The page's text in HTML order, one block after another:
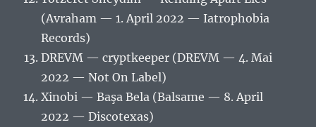
(Avraham — 1. April 2022 — Iatrophobia
Records)
DREVM — cryptkeeper (DREVM — 4. Mai
2022 — Not On Label)
Xinobi — Başa Bela (Balsame — 8. April
2022 — Discotexas)